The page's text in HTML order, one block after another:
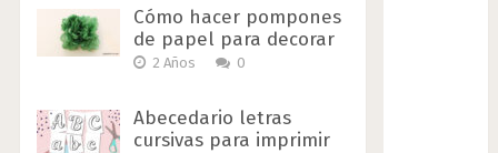
Cómo hacer pompones
de papel para decorar
2 Años 0
Abecedario letras
cursivas para imprimir